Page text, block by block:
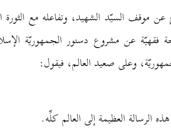
السيّد الشهيد، وتفاعله مع الثورة
عن مشروع دستور الجمهوريّة
وعلى صعيد العالم، فيقول:
الرسالة العظيمة إلى العالم كلِّه.